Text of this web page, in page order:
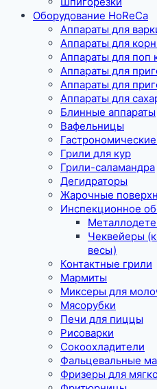
Оборудование HoReCa
Аппараты для
Аппараты для
Аппараты для поп
Аппараты для
Аппараты для
Аппараты для
Блинные аппараты
Вафельницы
Грили для кур
Грили-саламандра
Дегидраторы
Жарочные
Инспекционное
Чеквейеры
весы)
Контактные грили
Мармиты
Миксеры для
Мясорубки
Печи для пиццы
Рисоварки
Сокоохладители
Фальцевальные
Фризеры для